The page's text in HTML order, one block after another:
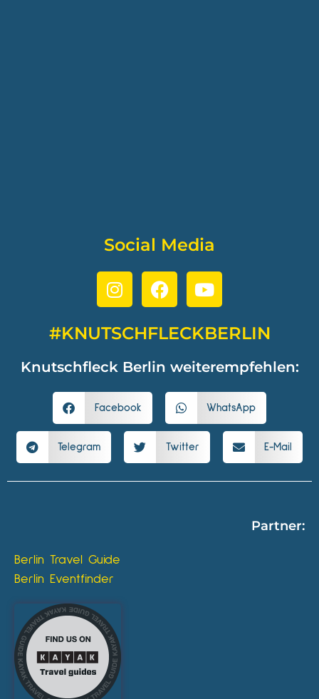
Social Media
#KNUTSCHFLECKBERLIN
Knutschfleck Berlin weiterempfehlen:
Facebook WhatsApp
Telegram Twitter E-Mail
Partner:
Berlin Travel Guide
Berlin Eventfinder